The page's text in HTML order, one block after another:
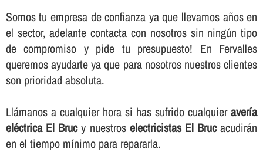
Somos tu empresa de confianza ya que llevamos años en
el sector, adelante contacta con nosotros sin ningún tipo
de compromiso y pide tu presupuesto! En Fervalles
queremos ayudarte ya que para nosotros nuestros clientes
son prioridad absoluta.
Llámanos a cualquier hora si has sufrido cualquieraverí­a
eléctrica El Brucy nuestros electricistas El Brucacudirán
en el tiempo mí­nimo para repararla.